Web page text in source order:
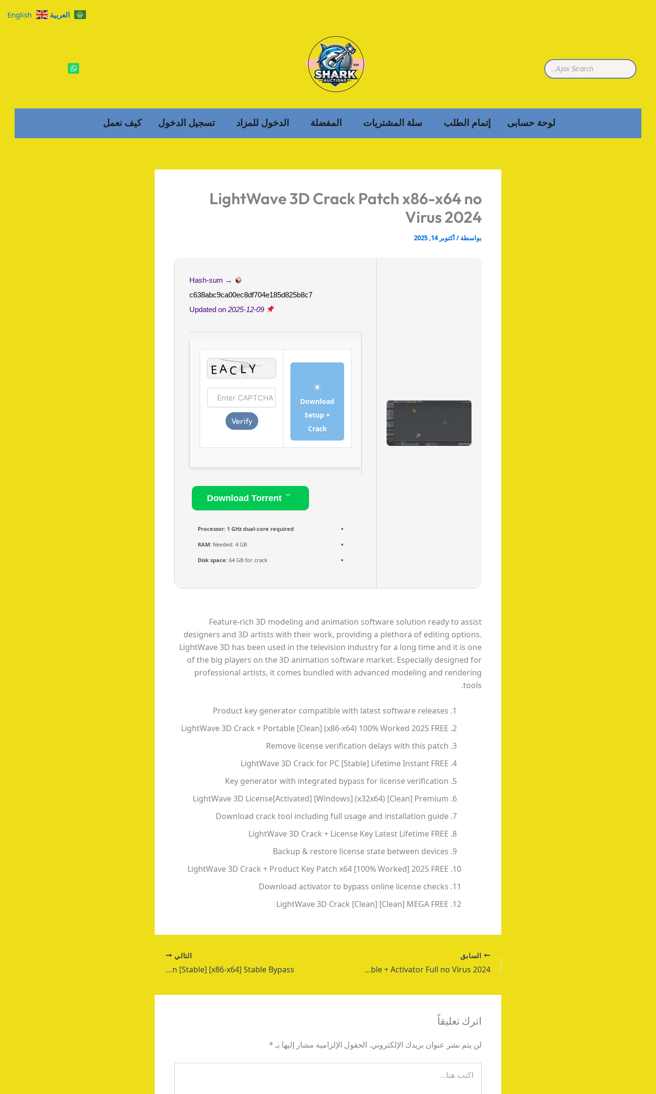
W
h
p
لوحة حسابى إتمام الطلب سلة المشتريات المفضلة الدخول للمزاد تسجيل الدخول كيف نعمل
LightWave 3D Crack Patch x86-x64 no
Virus 2024
بواسطة /أكتوبر 14, 2025
c638abc9ca00ec8df704e185d825b8c7
2025-12-09
Download
Setup +
Crack
Verify
Processor: 1 GHz dual-core required
RAM: Needed: 4 GB
Disk space: 64 GB for crack
Feature-rich 3D modeling and animation software solution ready to assist
designers and 3D artists with their work, providing a plethora of editing options.
LightWave 3D has been used in the television industry for a long time and it is one
of the big players on the 3D animation software market. Especially designed for
professional artists, it comes bundled with advanced modeling and rendering
tools.
Product key generator compatible with latest software releases
LightWave 3D Crack + Portable [Clean] (x86-x64) 100% Worked 2025 FREE
Remove license verification delays with this patch
LightWave 3D Crack for PC [Stable] Lifetime Instant FREE
Key generator with integrated bypass for license verification
LightWave 3D License[Activated] [Windows] (x32x64) [Clean] Premium
Download crack tool including full usage and installation guide
LightWave 3D Crack + License Key Latest Lifetime FREE
Backup & restore license state between devices
LightWave 3D Crack + Product Key Patch x64 [100% Worked] 2025 FREE
Download activator to bypass online license checks
LightWave 3D Crack [Clean] [Clean] MEGA FREE
السابق
Microsoft Office Professional Portable + Activator Full no Virus 2024
التالي
Vegas Pro Crack + Keygen [Stable] [x86-x64] Stable Bypass
اترك تعليقاً
لن يتم نشر عنوان بريدك الإلكتروني. الحقول الإلزامية مشار إليها بـ *
هنا...
العربية English